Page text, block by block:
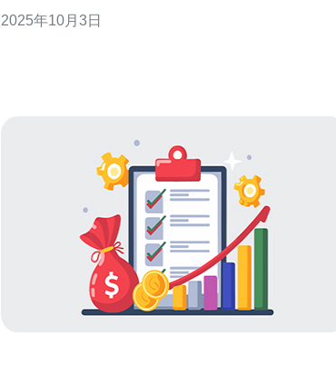
安全性，特别是在越南及周边地区的应用场景中，选
2025年10月3日